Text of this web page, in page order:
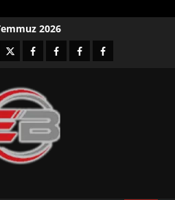
2026
twitterfacebook-Facebook-
Facebook-Facebook-